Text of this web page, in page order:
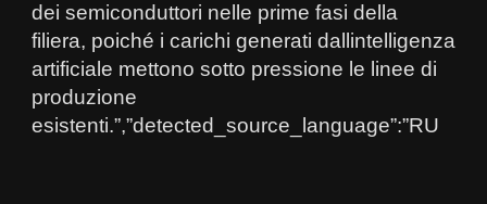
dei semiconduttori nelle prime fasi della
filiera, poiché i carichi generati dallintelligenza
artificiale mettono sotto pressione le linee di
produzione
esistenti.”,”detected_source_language”:”RU